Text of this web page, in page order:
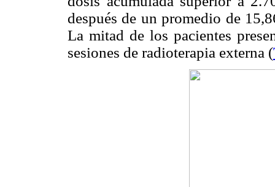
después de un promedio de
La mitad de los pacientes
sesiones de radioterapia externa (